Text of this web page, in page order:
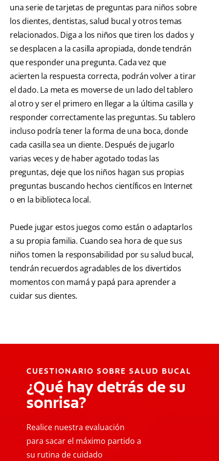
una serie de tarjetas de preguntas para niños sobre
los dientes, dentistas, salud bucal y otros temas
relacionados. Diga a los niños que tiren los dados y
se desplacen a la casilla apropiada, donde tendrán
que responder una pregunta. Cada vez que
acierten la respuesta correcta, podrán volver a tirar
el dado. La meta es moverse de un lado del tablero
al otro y ser el primero en llegar a la última casilla y
responder correctamente las preguntas. Su tablero
incluso podría tener la forma de una boca, donde
cada casilla sea un diente. Después de jugarlo
varias veces y de haber agotado todas las
preguntas, deje que los niños hagan sus propias
preguntas buscando hechos científicos en Internet
o en la biblioteca local.
Puede jugar estos juegos como están o adaptarlos
a su propia familia. Cuando sea hora de que sus
niños tomen la responsabilidad por su salud bucal,
tendrán recuerdos agradables de los divertidos
momentos con mamá y papá para aprender a
cuidar sus dientes.
CUESTIONARIO SOBRE SALUD BUCAL
¿Qué hay detrás de su
sonrisa?
Realice nuestra evaluación
para sacar el máximo partido a
su rutina de cuidado